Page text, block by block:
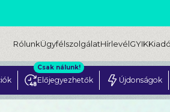
RólunkÜgyfélszolgálatHírlevélGYIK
Előjegyezhetők
Csak nálunk!
Újdonságok